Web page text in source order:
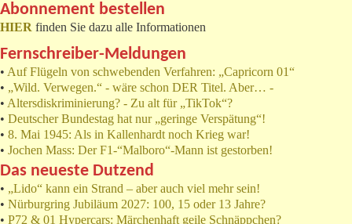
Abonnement bestellen
HIER finden Sie dazu alle Informationen
Fernschreiber-Meldungen
• Auf Flügeln von schwebenden Verfahren: „Capricorn 01“
• „Wild. Verwegen.“ - wäre schon DER Titel. Aber… -
• Altersdiskriminierung? - Zu alt für „TikTok“?
• Deutscher Bundestag hat nur „geringe Verspätung“!
• 8. Mai 1945: Als in Kallenhardt noch Krieg war!
• Jochen Mass: Der F1-“Malboro“-Mann ist gestorben!
Das neueste Dutzend
• „Lido“ kann ein Strand – aber auch viel mehr sein!
• Nürburgring Jubiläum 2027: 100, 15 oder 13 Jahre?
• P72 & 01 Hypercars: Märchenhaft geile Schnäppchen?